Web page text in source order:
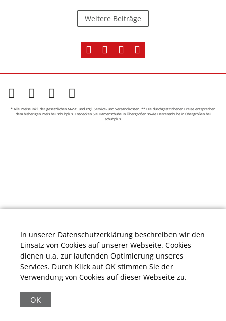
Weitere Beiträge
* Alle Preise inkl. der gesetzlichen MwSt. und zzgl. Service- und Versandkosten. ** Die durchgestrichenen Preise entsprechen
dem bisherigen Preis bei schuhplus. Entdecken Sie Damenschuhe in Übergrößensowie Herrenschuhe in Übergrößenbei
schuhplus.
|
Bewertungsgrundlage des Anbieters: 13 Verkaufs- und 32
In unserer Datenschutzerklärung beschreiben wir den
Einsatz von Cookies auf unserer Webseite. Cookies
dienen u.a. zur laufenden Optimierung unseres
Services. Durch Klick auf OK stimmen Sie der
Verwendung von Cookies auf dieser Webseite zu.
OK